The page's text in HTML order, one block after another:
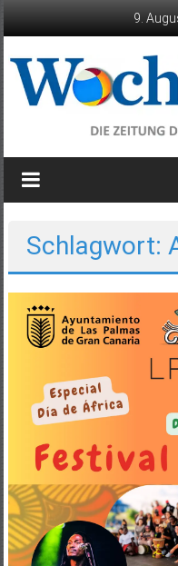
9.
Wochenblatt
die
Kanarischen
Inseln
Schlagwort: